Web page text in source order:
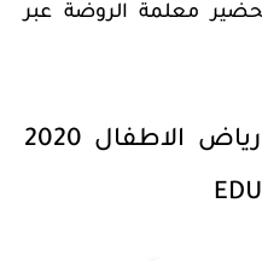
معلمة الروضة عبر
تحميل نموذج تحضير رياض الاطفال 2020